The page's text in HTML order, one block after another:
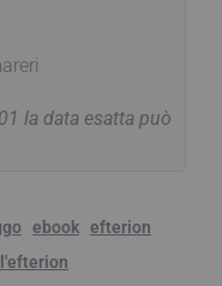
la data esatta può
ebook efterion